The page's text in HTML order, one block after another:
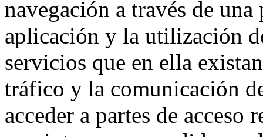
navegación a través de
aplicación y la utilización
servicios que en ella
tráfico y la comunicación
acceder a partes de